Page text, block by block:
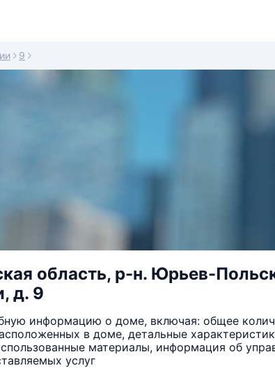
9
область, р-н. Юрьев-
д. 9
информацию о доме, включая: общее
в доме, детальные
материалы, информация об
услуг